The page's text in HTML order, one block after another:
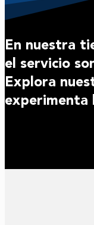
En nuestra
el servicio
Explora
experimenta